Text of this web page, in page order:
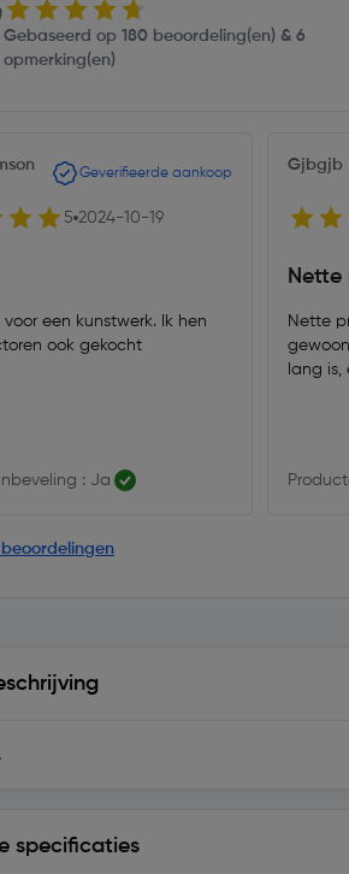
Gebaseerd op 180 beoordeling(en) & 6
opmerking(en)
Geverifieerde aankoop
5 2024-10-19
een kunstwerk. Ik hen
ook gekocht
: Ja
Gjbgjb
Nette
Nette
lang is,
specificaties